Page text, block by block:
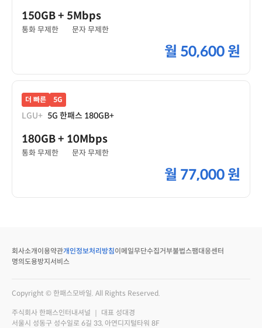
150GB+ 5Mbps
통화 무제한 문자 무제한
월 50,600 원
더 빠른 5G
LGU+ 5G 한패스 180GB+
180GB+ 10Mbps
통화 무제한 문자 무제한
월 77,000 원
회사소개 이용약관개인정보처리방침이메일무단수집거부불법스팸대응센터
명의도용방지서비스
Copyright © 한패스모바일. All Rights Reserved.
주식회사 한패스인터내셔널 ｜ 대표 성대경
서울시 성동구 성수일로 6길 33, 아연디지털타워 8F